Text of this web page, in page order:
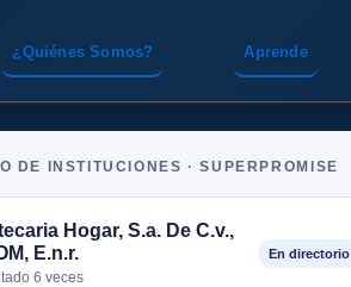
¿Quiénes Somos? Aprende
DE INSTITUCIONES · SUPERPROMISE
Hogar, S.a. De C.v.,
E.n.r.
6 veces
En directorio